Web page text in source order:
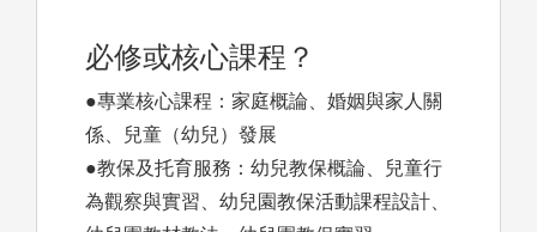
必修或核心課程？
●專業核心課程：家庭概論、婚姻與家人關
係、兒童（幼兒）發展
●教保及托育服務：幼兒教保概論、兒童行
為觀察與實習、幼兒園教保活動課程設計、